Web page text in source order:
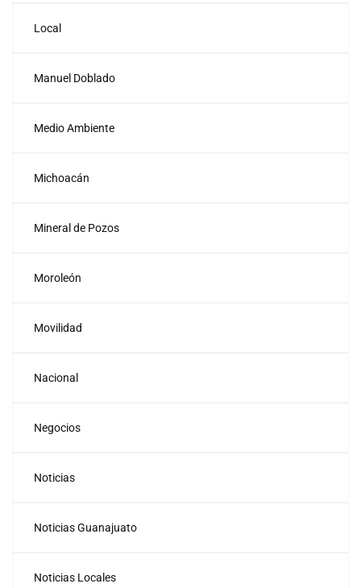
Local
Manuel Doblado
Medio Ambiente
Michoacán
Mineral de Pozos
Moroleón
Movilidad
Nacional
Negocios
Noticias
Noticias Guanajuato
Noticias Locales